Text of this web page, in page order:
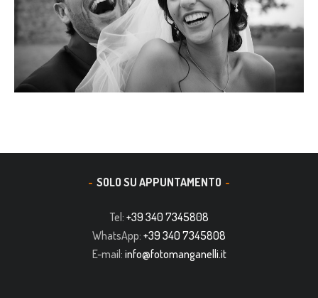
SOLO SU APPUNTAMENTO
Tel: +39 340 7345808
WhatsApp: +39 340 7345808
E-mail: info@fotomanganelli.it